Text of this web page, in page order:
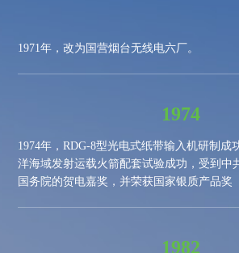
1971年，改为国营烟台无线电六厂。
1974
1974年，RDG-8型光电式纸带输入机研制成
洋海域发射运载火箭配套试验成功，受到中
国务院的贺电嘉奖，并荣获国家银质产品奖
1982